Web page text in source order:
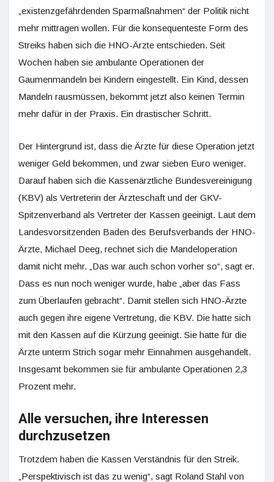
„existenzgefährdenden Sparmaßnahmen“ der Politik nicht
mehr mittragen wollen. Für die konsequenteste Form des
Streiks haben sich die HNO-Ärzte entschieden. Seit
Wochen haben sie ambulante Operationen der
Gaumenmandeln bei Kindern eingestellt. Ein Kind, dessen
Mandeln rausmüssen, bekommt jetzt also keinen Termin
mehr dafür in der Praxis. Ein drastischer Schritt.
Der Hintergrund ist, dass die Ärzte für diese Operation jetzt
weniger Geld bekommen, und zwar sieben Euro weniger.
Darauf haben sich die Kassenärztliche Bundesvereinigung
(KBV) als Vertreterin der Ärzteschaft und der GKV-
Spitzenverband als Vertreter der Kassen geeinigt. Laut dem
Landesvorsitzenden Baden des Berufsverbands der HNO-
Ärzte, Michael Deeg, rechnet sich die Mandeloperation
damit nicht mehr. „Das war auch schon vorher so“, sagt er.
Dass es nun noch weniger wurde, habe „aber das Fass
zum Überlaufen gebracht“. Damit stellen sich HNO-Ärzte
auch gegen ihre eigene Vertretung, die KBV. Die hatte sich
mit den Kassen auf die Kürzung geeinigt. Sie hatte für die
Ärzte unterm Strich sogar mehr Einnahmen ausgehandelt.
Insgesamt bekommen sie für ambulante Operationen 2,3
Prozent mehr.
Alle versuchen, ihre Interessen
durchzusetzen
Trotzdem haben die Kassen Verständnis für den Streik.
„Perspektivisch ist das zu wenig“, sagt Roland Stahl von